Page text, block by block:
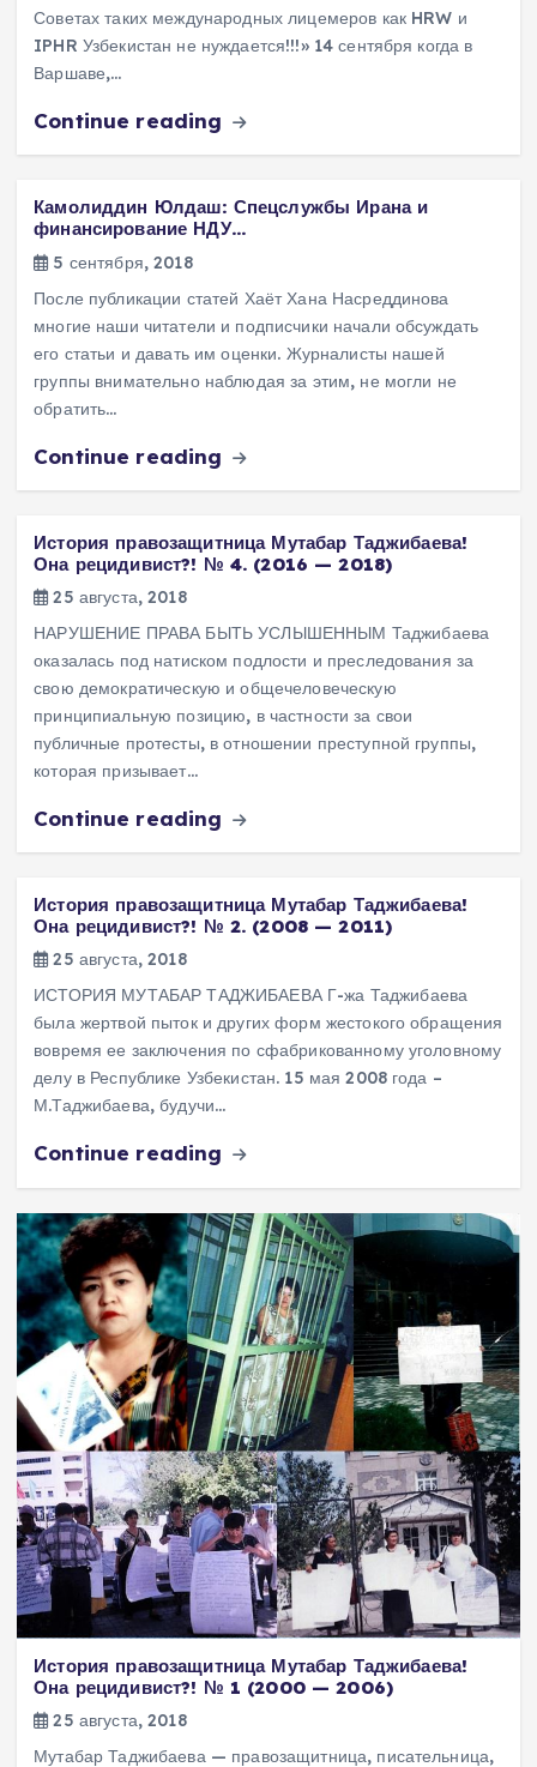
Советах таких международных лицемеров как HRW и
IPHR Узбекистан не нуждается!!!» 14 сентября когда в
Варшаве,…
Continue reading
Камолиддин Юлдаш: Спецслужбы Ирана и
финансирование НДУ…
5 сентября, 2018
После публикации статей Хаёт Хана Насреддинова
многие наши читатели и подписчики начали обсуждать
его статьи и давать им оценки. Журналисты нашей
группы внимательно наблюдая за этим, не могли не
обратить…
Continue reading
История правозащитница Мутабар Таджибаева!
Она рецидивист?! № 4. (2016 — 2018)
25 августа, 2018
НАРУШЕНИЕ ПРАВА БЫТЬ УСЛЫШЕННЫМ Таджибаева
оказалась под натиском подлости и преследования за
свою демократическую и общечеловеческую
принципиальную позицию, в частности за свои
публичные протесты, в отношении преступной группы,
которая призывает…
Continue reading
История правозащитница Мутабар Таджибаева!
Она рецидивист?! № 2. (2008 — 2011)
25 августа, 2018
ИСТОРИЯ МУТАБАР ТАДЖИБАЕВА Г-жа Таджибаева
была жертвой пыток и других форм жестокого обращения
вовремя ее заключения по сфабрикованному уголовному
делу в Республике Узбекистан. 15 мая 2008 года –
М.Таджибаева, будучи…
Continue reading
История правозащитница Мутабар Таджибаева!
Она рецидивист?! № 1 (2000 — 2006)
25 августа, 2018
Мутабар Таджибаева — правозащитница, писательница,